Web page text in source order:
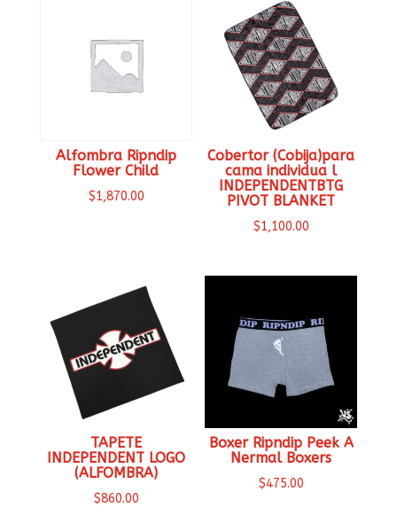
Alfombra Ripndip
Flower Child
$1,870.00
Cobertor (Cobija)para
cama individua l
INDEPENDENTBTG
PIVOT BLANKET
$1,100.00
TAPETE
INDEPENDENT LOGO
(ALFOMBRA)
$860.00
Boxer Ripndip Peek A
Nermal Boxers
$475.00